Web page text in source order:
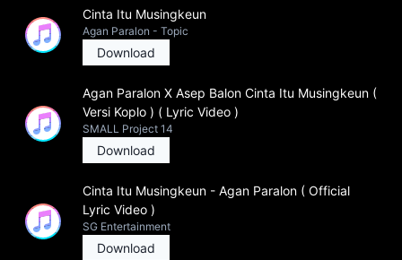
Cinta Itu Musingkeun
Agan Paralon - Topic
Download
Agan Paralon X Asep Balon Cinta Itu Musingkeun (
Versi Koplo ) ( Lyric Video )
SMALL Project 14
Download
Cinta Itu Musingkeun - Agan Paralon ( Official
Lyric Video )
SG Entertainment
Download